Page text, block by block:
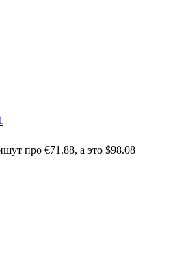
про €71.88, а это $98.08